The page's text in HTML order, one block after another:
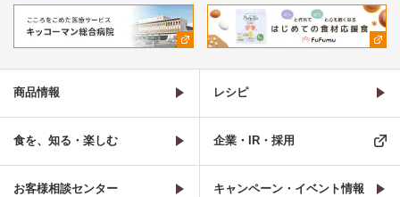
商品情報 レシピ
食を、知る・楽しむ 企業・IR・採用
お客様相談センター キャンペーン・イベント情報